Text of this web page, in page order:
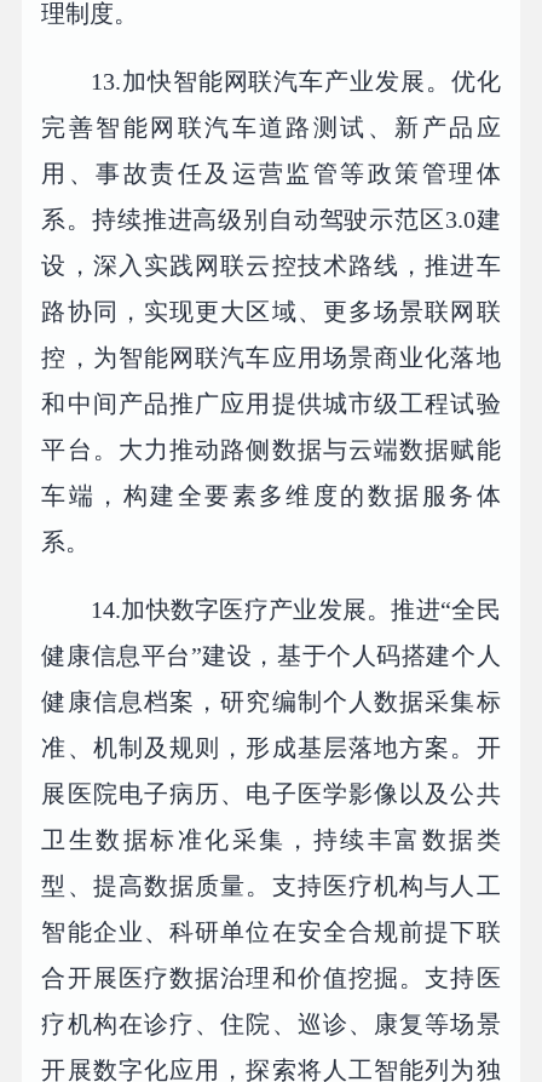
理制度。
13.加快智能网联汽车产业发展。优化
完善智能网联汽车道路测试、新产品应
用、事故责任及运营监管等政策管理体
系。持续推进高级别自动驾驶示范区3.0建
设，深入实践网联云控技术路线，推进车
路协同，实现更大区域、更多场景联网联
控，为智能网联汽车应用场景商业化落地
和中间产品推广应用提供城市级工程试验
平台。大力推动路侧数据与云端数据赋能
车端，构建全要素多维度的数据服务体
系。
14.加快数字医疗产业发展。推进“全民
健康信息平台”建设，基于个人码搭建个人
健康信息档案，研究编制个人数据采集标
准、机制及规则，形成基层落地方案。开
展医院电子病历、电子医学影像以及公共
卫生数据标准化采集，持续丰富数据类
型、提高数据质量。支持医疗机构与人工
智能企业、科研单位在安全合规前提下联
合开展医疗数据治理和价值挖掘。支持医
疗机构在诊疗、住院、巡诊、康复等场景
开展数字化应用，探索将人工智能列为独